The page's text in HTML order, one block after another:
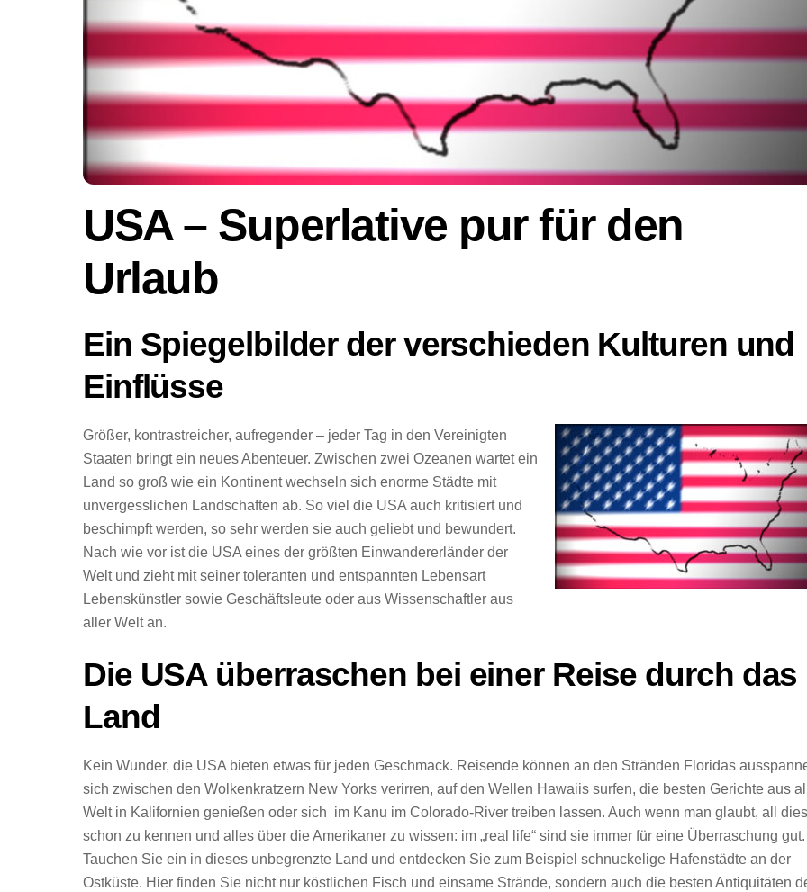
USA – Superlative pur für den
Urlaub
Ein Spiegelbilder der verschieden Kulturen und
Einflüsse
Größer, kontrastreicher, aufregender – jeder Tag in den Vereinigten
Staaten bringt ein neues Abenteuer. Zwischen zwei Ozeanen wartet ein
Land so groß wie ein Kontinent wechseln sich enorme Städte mit
unvergesslichen Landschaften ab. So viel die USA auch kritisiert und
beschimpft werden, so sehr werden sie auch geliebt und bewundert.
Nach wie vor ist die USA eines der größten Einwandererländer der
Welt und zieht mit seiner toleranten und entspannten Lebensart
Lebenskünstler sowie Geschäftsleute oder aus Wissenschaftler aus
aller Welt an.
Die USA überraschen bei einer Reise durch das
Land
Kein Wunder, die USA bieten etwas für jeden Geschmack. Reisende können an den Stränden Floridas
sich zwischen den Wolkenkratzern New Yorks verirren, auf den Wellen Hawaiis surfen, die besten Gerichte aus
Welt in Kalifornien genießen oder sich im Kanu im Colorado-River treiben lassen. Auch wenn man glaubt, all dies
schon zu kennen und alles über die Amerikaner zu wissen: im „real life“ sind sie immer für eine Überraschung gut.
Tauchen Sie ein in dieses unbegrenzte Land und entdecken Sie zum Beispiel schnuckelige Hafenstädte an der
Ostküste. Hier finden Sie nicht nur köstlichen Fisch und einsame Strände, sondern auch die besten Antiquitäten